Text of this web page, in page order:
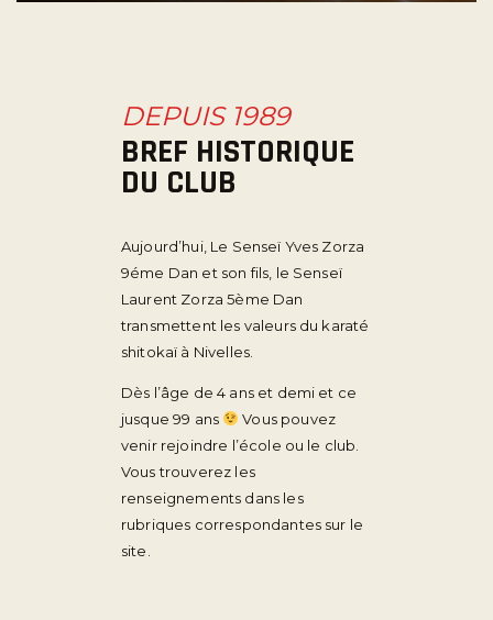
DEPUIS 1989
BREF HISTORIQUE
DU CLUB
Aujourd’hui, Le Senseï Yves Zorza
9éme Dan et son fils, le Senseï
Laurent Zorza 5ème Dan
transmettent les valeurs du karaté
shitokaï à Nivelles.
Dès l’âge de 4 ans et demi et ce
jusque 99 ans
Vous pouvez
venir rejoindre l’école ou le club.
Vous trouverez les
renseignements dans les
rubriques correspondantes sur le
site.